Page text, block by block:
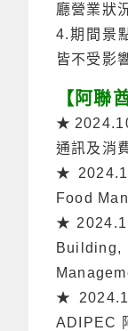
廳營業狀
4.期間景
皆不受影
【阿聯
通訊及消
Food
ADIPEC